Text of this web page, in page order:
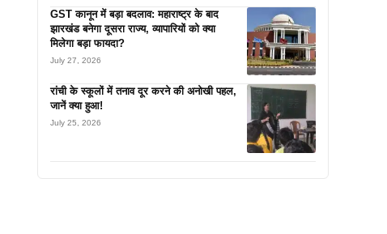
GST कानून में बड़ा बदलाव: महाराष्ट्र के बाद
झारखंड बनेगा दूसरा राज्य, व्यापारियों को क्या
मिलेगा बड़ा फायदा?
July 27, 2026
रांची के स्कूलों में तनाव दूर करने की अनोखी पहल,
जानें क्या हुआ!
July 25, 2026